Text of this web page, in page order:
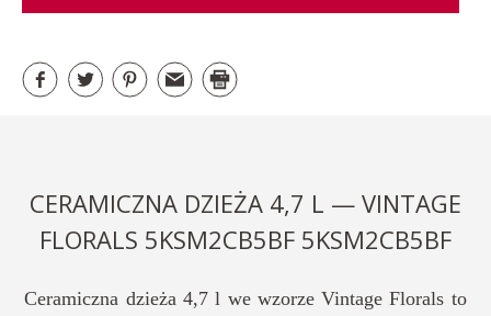
CERAMICZNA DZIEŻA 4,7 L — VINTAGE
FLORALS 5KSM2CB5BF 5KSM2CB5BF
Ceramiczna dzieża 4,7 l we wzorze Vintage Florals to